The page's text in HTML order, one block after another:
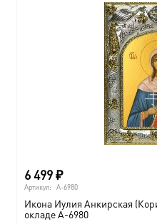
6 499₽
Артикул: A-6980
Икона Иулия Анкирская
окладе A-6980